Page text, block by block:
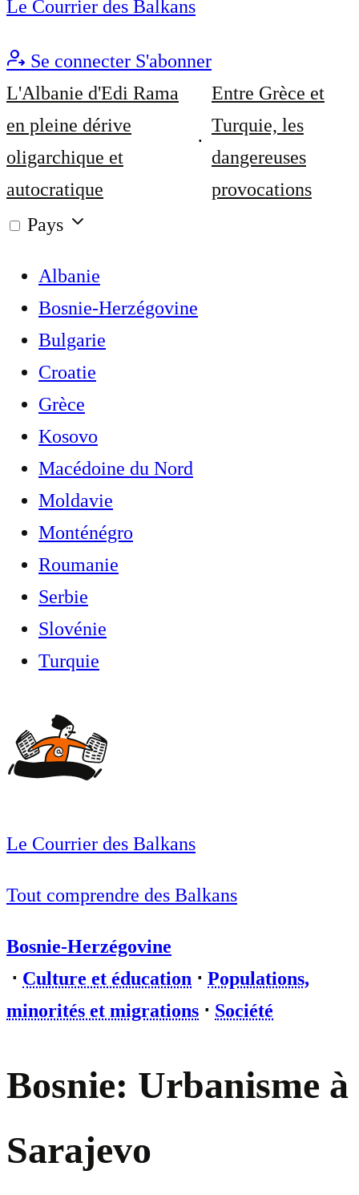
Le Courrier des Balkans
Se connecter S'abonner
L'Albanie d'Edi Rama
en pleine dérive
oligarchique et
autocratique
Entre Grèce et
Turquie, les
dangereuses
provocations
Pays
Albanie
Bosnie-Herzégovine
Bulgarie
Croatie
Grèce
Kosovo
Macédoine du Nord
Moldavie
Monténégro
Roumanie
Serbie
Slovénie
Turquie
Le Courrier des Balkans
Tout comprendre des Balkans
Bosnie-Herzégovine
⋅ Culture et éducation ⋅ Populations,
minorités et migrations ⋅ Société
Bosnie: Urbanisme à
Sarajevo